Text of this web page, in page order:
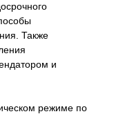
Также
и
режиме по